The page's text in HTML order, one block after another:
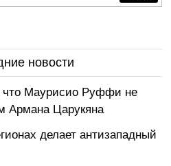
новости
что Маурисио Руффи не
Армана Царукяна
делает антизападный